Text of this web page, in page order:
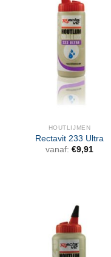
HOUTLIJMEN
Rectavit 233 Ultra
vanaf: €9,91